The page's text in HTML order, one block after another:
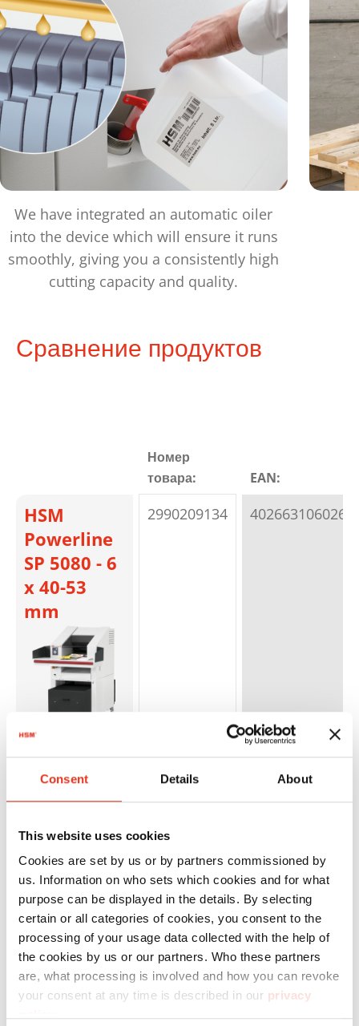
Consent Details About
This website uses cookies
Cookies are set by us or by partners commissioned by
us. Information on who sets which cookies and for what
purpose can be displayed in the details. By selecting
certain or all categories of cookies, you consent to the
processing of your usage data collected with the help of
the cookies by us or our partners. Who these partners
are, what processing is involved and how you can revoke
your consent at any time is described in our privacy
We have integrated an automatic oiler
into the device which will ensure it runs
smoothly, giving you a consistently high
cutting capacity and quality.
Сравнение продуктов
Номер
товара:
EAN:
HSM
Powerline
SP 5080 - 6
x 40-53
mm
2990209134 4026631060264
HSM
Powerline
SP 5080 -
mm
2994209134 4026631060271